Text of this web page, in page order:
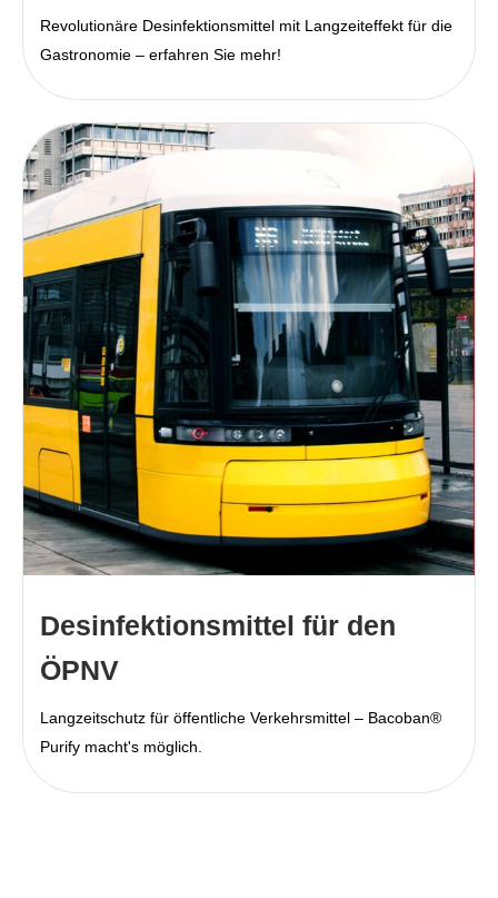
Revolutionäre Desinfektionsmittel mit Langzeiteffekt für die
Gastronomie – erfahren Sie mehr!
Desinfektionsmittel für den
ÖPNV
Langzeitschutz für öffentliche Verkehrsmittel – Bacoban®
Purify macht's möglich.